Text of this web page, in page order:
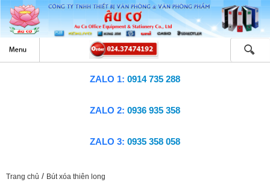
ZALO 1: 0914 735 288
ZALO 2: 0936 935 358
ZALO 3: 0935 358 058
Trang chủ / Bút xóa thiên long